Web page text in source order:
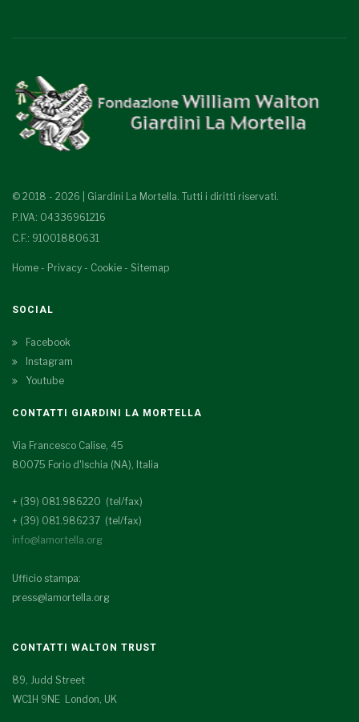
© 2018 - 2026 | Giardini La Mortella. Tutti i diritti riservati.
P.IVA: 04336961216
C.F.: 91001880631
Home - Privacy - Cookie - Sitemap
SOCIAL
Facebook
Instagram
Youtube
CONTATTI GIARDINI LA MORTELLA
Via Francesco Calise, 45
80075 Forio d'Ischia (NA), Italia
+ (39) 081.986220 (tel/fax)
+ (39) 081.986237 (tel/fax)
info@lamortella.org
Ufficio stampa:
press@lamortella.org
CONTATTI WALTON TRUST
89, Judd Street
WC1H 9NE London, UK